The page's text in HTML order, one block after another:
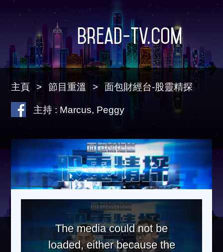
Bread-TV.com
主頁 節目重溫 面包財經台-股靈精探
主持 : Marcus, Peggy
The media could not be
loaded, either because the